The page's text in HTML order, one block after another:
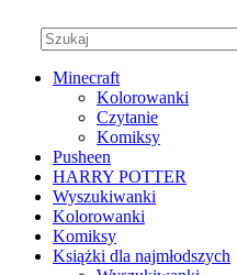
Minecraft
Kolorowanki
Czytanie
Komiksy
Pusheen
HARRY POTTER
Wyszukiwanki
Kolorowanki
Komiksy
Książki dla najmłodszych